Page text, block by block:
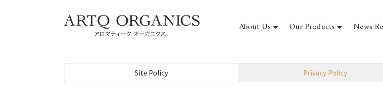
About Us Our Products News
Site Policy Privacy Policy